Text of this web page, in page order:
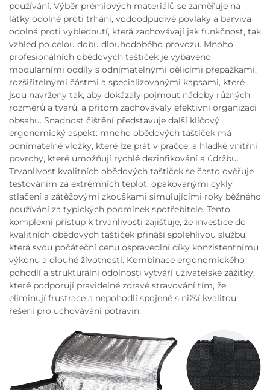
používání. Výběr prémiových materiálů se zaměřuje na
látky odolné proti trhání, vodoodpudivé povlaky a barviva
odolná proti vyblednutí, která zachovávají jak funkčnost, tak
vzhled po celou dobu dlouhodobého provozu. Mnoho
profesionálních obědových taštiček je vybaveno
modulárními oddíly s odnímatelnými dělicími přepážkami,
rozšiřitelnými částmi a specializovanými kapsami, které
jsou navrženy tak, aby dokázaly pojmout nádoby různých
rozměrů a tvarů, a přitom zachovávaly efektivní organizaci
obsahu. Snadnost čištění představuje další klíčový
ergonomický aspekt: mnoho obědových taštiček má
odnímatelné vložky, které lze prát v pračce, a hladké vnitřní
povrchy, které umožňují rychlé dezinfikování a údržbu.
Trvanlivost kvalitních obědových taštiček se často ověřuje
testováním za extrémních teplot, opakovanými cykly
stlačení a zátěžovými zkouškami simulujícími roky běžného
používání za typických podmínek spotřebitele. Tento
komplexní přístup k trvanlivosti zajišťuje, že investice do
kvalitních obědových taštiček přináší spolehlivou službu,
která svou počáteční cenu ospravedlní díky konzistentnímu
výkonu a dlouhé životnosti. Kombinace ergonomického
pohodlí a strukturální odolnosti vytváří uživatelské zážitky,
které podporují pravidelné zdravé stravování tím, že
eliminují frustrace a nepohodlí spojené s nižší kvalitou
řešení pro uchovávání potravin.